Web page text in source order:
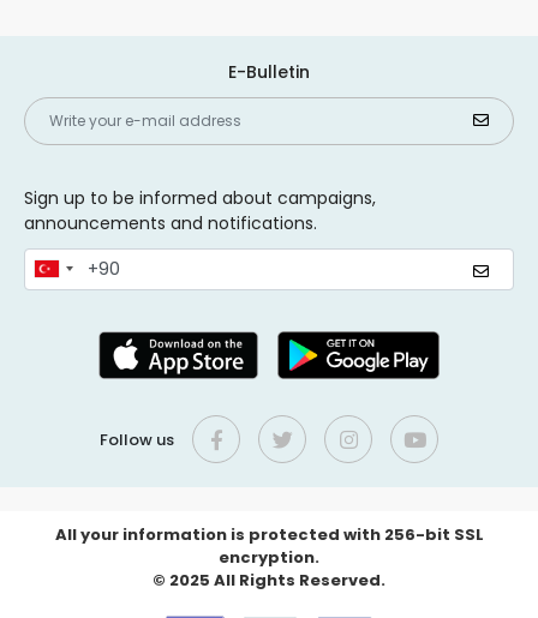
E-Bulletin
Sign up to be informed about campaigns,
announcements and notifications.
Follow us
All your information is protected with 256-bit SSL
encryption.
© 2025 All Rights Reserved.